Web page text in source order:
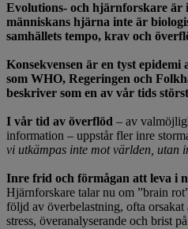
Evolutions- och hjärnforskare är
människans hjärna inte är
samhällets tempo, krav och
Konsekvensen är en tyst epidemi
som WHO, Regeringen och
beskriver som en av vår tids
I vår tid av överflöd – av
information – uppstår fler inre
vi utkämpas inte mot världen, utan
Inre frid och förmågan att leva i
Hjärnforskare talar nu om ”brain
följd av överbelastning, ofta
stress, överanalyserande och brist